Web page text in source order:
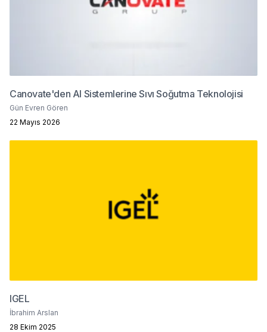
Canovate'den AI Sistemlerine Sıvı Soğutma Teknolojisi
Gün Evren Gören
22 Mayıs 2026
IGEL
İbrahim Arslan
28 Ekim 2025